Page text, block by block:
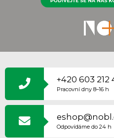
Á
T
+420 603 212
Pracovní dny 8–16 h
Odpovídáme do 24 h